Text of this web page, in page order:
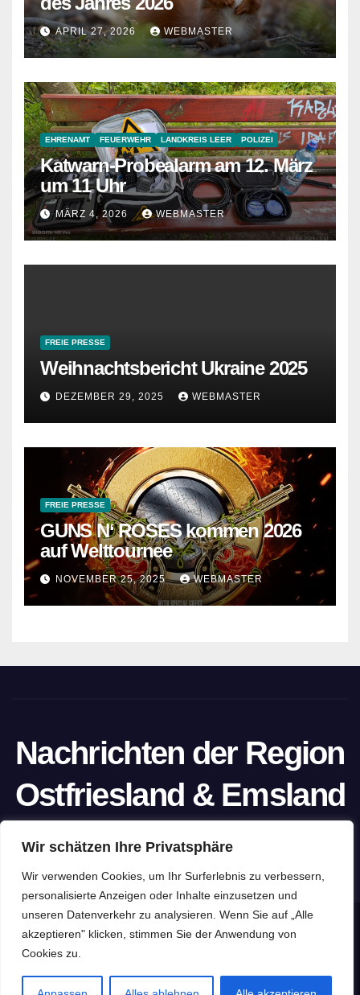
Wir schätzen Ihre Privatsphäre
Wir verwenden Cookies, um Ihr Surferlebnis zu verbessern,
personalisierte Anzeigen oder Inhalte einzusetzen und
unseren Datenverkehr zu analysieren. Wenn Sie auf „Alle
akzeptieren" klicken, stimmen Sie der Anwendung von
Cookies zu.
APRIL 27, 2026 WEBMASTER
EHRENAMT FEUERWEHR LANDKREIS LEER POLIZEI
Katwarn-Probealarm am 12. März
um 11 Uhr
MÄRZ 4, 2026 WEBMASTER
FREIE PRESSE
Weihnachtsbericht Ukraine 2025
DEZEMBER 29, 2025 WEBMASTER
FREIE PRESSE
GUNS N‘ ROSES kommen 2026
auf Welttournee
NOVEMBER 25, 2025 WEBMASTER
Nachrichten der Region
Ostfriesland & Emsland
Stolz präsentiert von WordPress |Theme: Newspaperex von
HomeDatenschutzerklärungImpressumPressefreiheit